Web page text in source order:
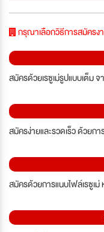
กรุณาเลือกวิธีการสมัครง
สมัครด้วยเรซูเม่รูปแบบเต็ม
สมัครง่ายและรวดเร็ว ด้วยก
สมัครด้วยการแนบไฟล์เรซูเ